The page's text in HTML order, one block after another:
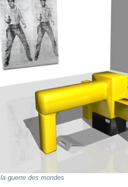
la guerre des mondes